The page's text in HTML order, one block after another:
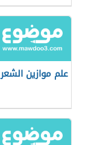
علم موازين الشعر